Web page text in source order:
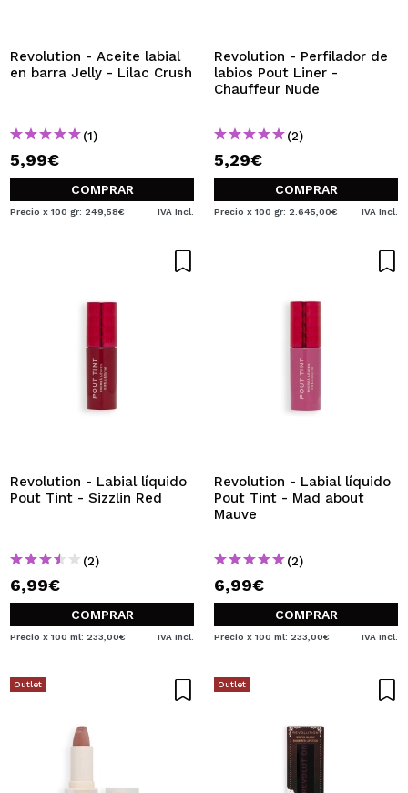
Revolution - Aceite labial
en barra Jelly - Lilac Crush
(1)
5,99€
COMPRAR
Precio x 100 gr: 249,58€ IVA Incl.
Revolution - Perfilador de
labios Pout Liner -
Chauffeur Nude
(2)
5,29€
COMPRAR
Precio x 100 gr: 2.645,00€ IVA Incl.
Revolution - Labial líquido
Pout Tint - Sizzlin Red
(2)
6,99€
COMPRAR
Precio x 100 ml: 233,00€ IVA Incl.
Revolution - Labial líquido
Pout Tint - Mad about
Mauve
(2)
6,99€
COMPRAR
Precio x 100 ml: 233,00€ IVA Incl.
Outlet Outlet